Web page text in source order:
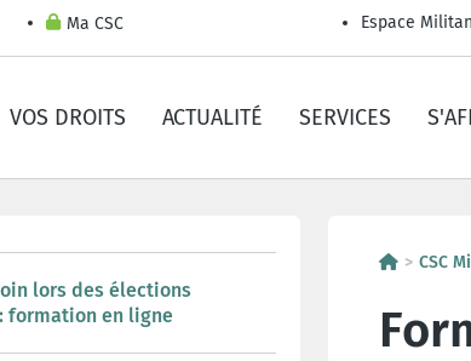
Ma CSC Espace
VOS DROITS ACTUALITÉ SERVICES
lors des élections
formation en ligne
CSC